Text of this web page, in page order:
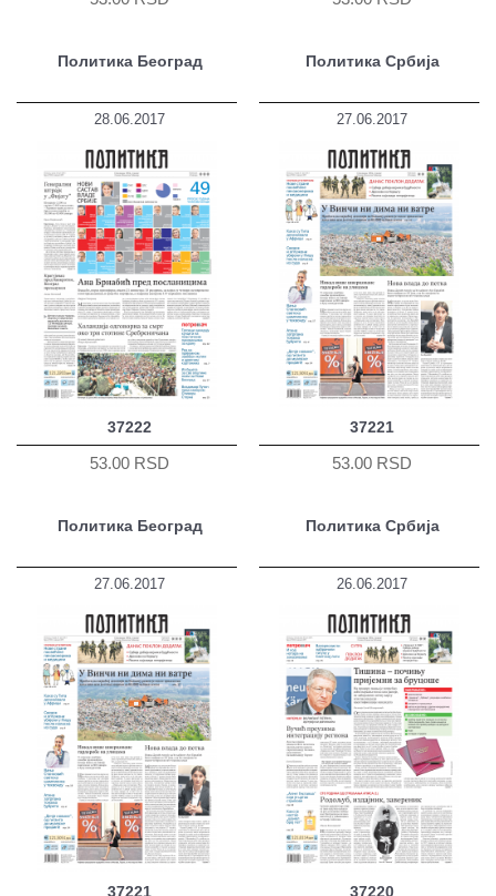
Политика Београд
28.06.2017
37222
53.00 RSD
Политика Србија
27.06.2017
37221
53.00 RSD
Политика Београд
27.06.2017
37221
Политика Србија
26.06.2017
37220